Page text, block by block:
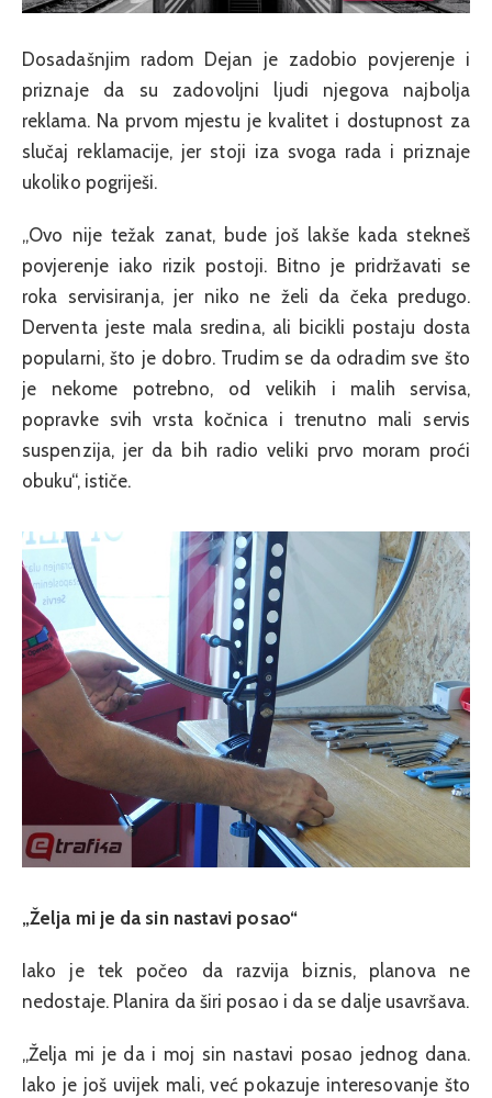
Dosadašnjim radom Dejan je zadobio povjerenje i
priznaje da su zadovoljni ljudi njegova najbolja
reklama. Na prvom mjestu je kvalitet i dostupnost za
slučaj reklamacije, jer stoji iza svoga rada i priznaje
ukoliko pogriješi.
„Ovo nije težak zanat, bude još lakše kada stekneš
povjerenje iako rizik postoji. Bitno je pridržavati se
roka servisiranja, jer niko ne želi da čeka predugo.
Derventa jeste mala sredina, ali bicikli postaju dosta
popularni, što je dobro. Trudim se da odradim sve što
je nekome potrebno, od velikih i malih servisa,
popravke svih vrsta kočnica i trenutno mali servis
suspenzija, jer da bih radio veliki prvo moram proći
obuku“, ističe.
„Želja mi je da sin nastavi posao“
Iako je tek počeo da razvija biznis, planova ne
nedostaje. Planira da širi posao i da se dalje usavršava.
„Želja mi je da i moj sin nastavi posao jednog dana.
Iako je još uvijek mali, već pokazuje interesovanje što